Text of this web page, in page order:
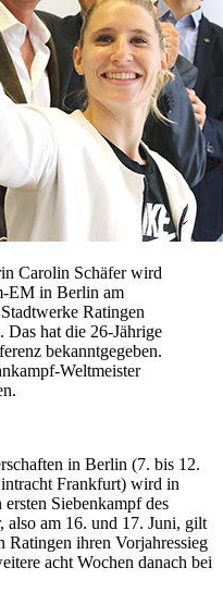
Carolin Schäfer wird
EM in Berlin am
Ratingen
hat die 26-Jährige
bekanntgegeben.
Weltmeister
in Berlin (7. bis 12.
Frankfurt) wird in
Siebenkampf des
also am 16. und 17. Juni, gilt
Ratingen ihren Vorjahressieg
acht Wochen danach bei